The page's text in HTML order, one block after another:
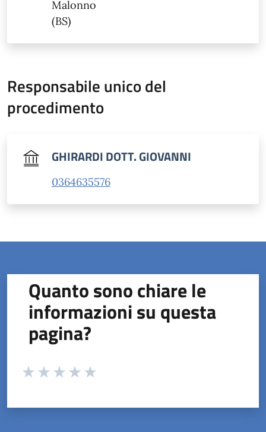
Malonno
(BS)
Responsabile unico del
procedimento
GHIRARDI DOTT. GIOVANNI
0364635576
Quanto sono chiare le
informazioni su questa
pagina?
Valuta da 1 a 5 stelle la pagina